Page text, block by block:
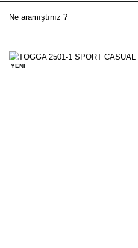
YENİ